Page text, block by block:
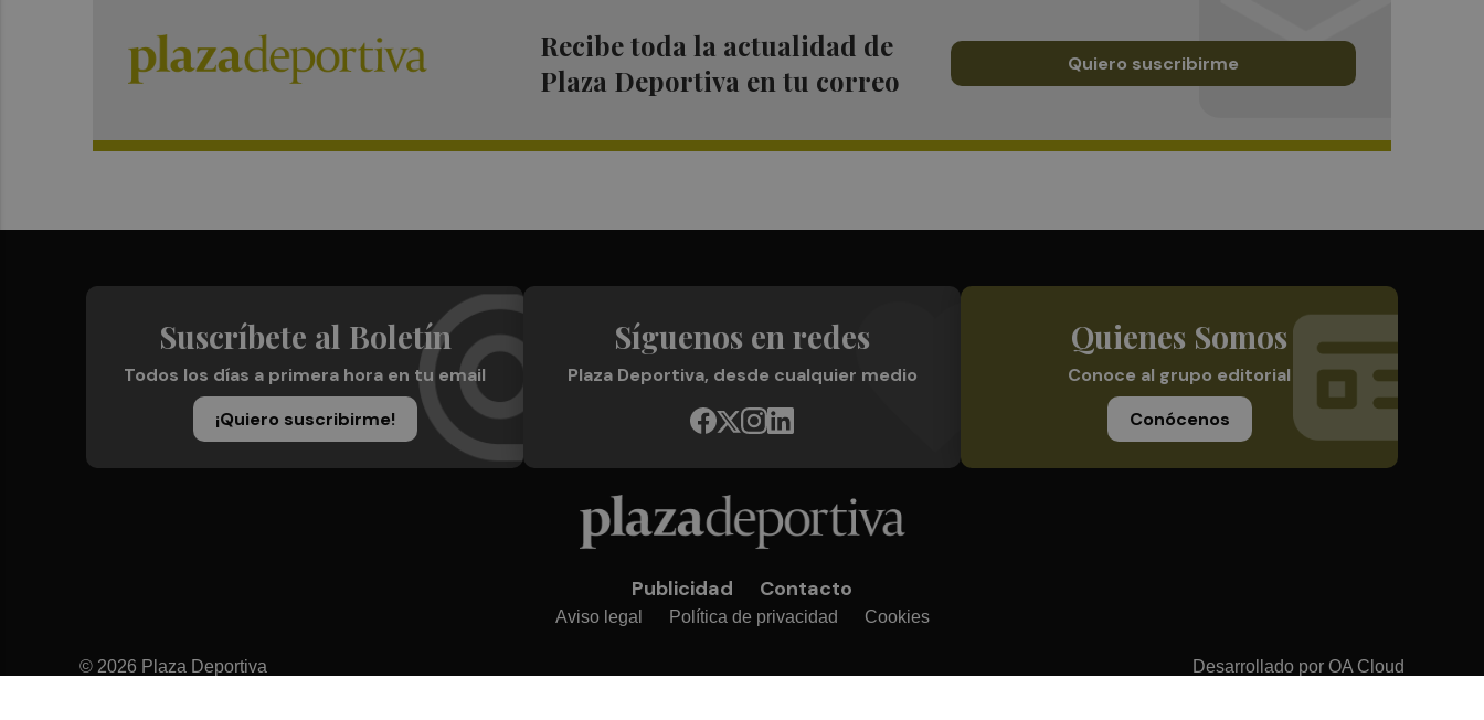
Recibe toda la actualidad de
Plaza Deportiva en tu correo
Quiero suscribirme
Suscríbete al Boletín
Todos los días a primera hora en tu email
¡Quiero suscribirme!
Síguenos en redes
Plaza Deportiva, desde cualquier medio
Quienes Somos
Conoce al grupo editorial
Conócenos
Publicidad Contacto
Aviso legal Política de privacidad Cookies
© 2026 Plaza Deportiva Desarrollado por OA Cloud